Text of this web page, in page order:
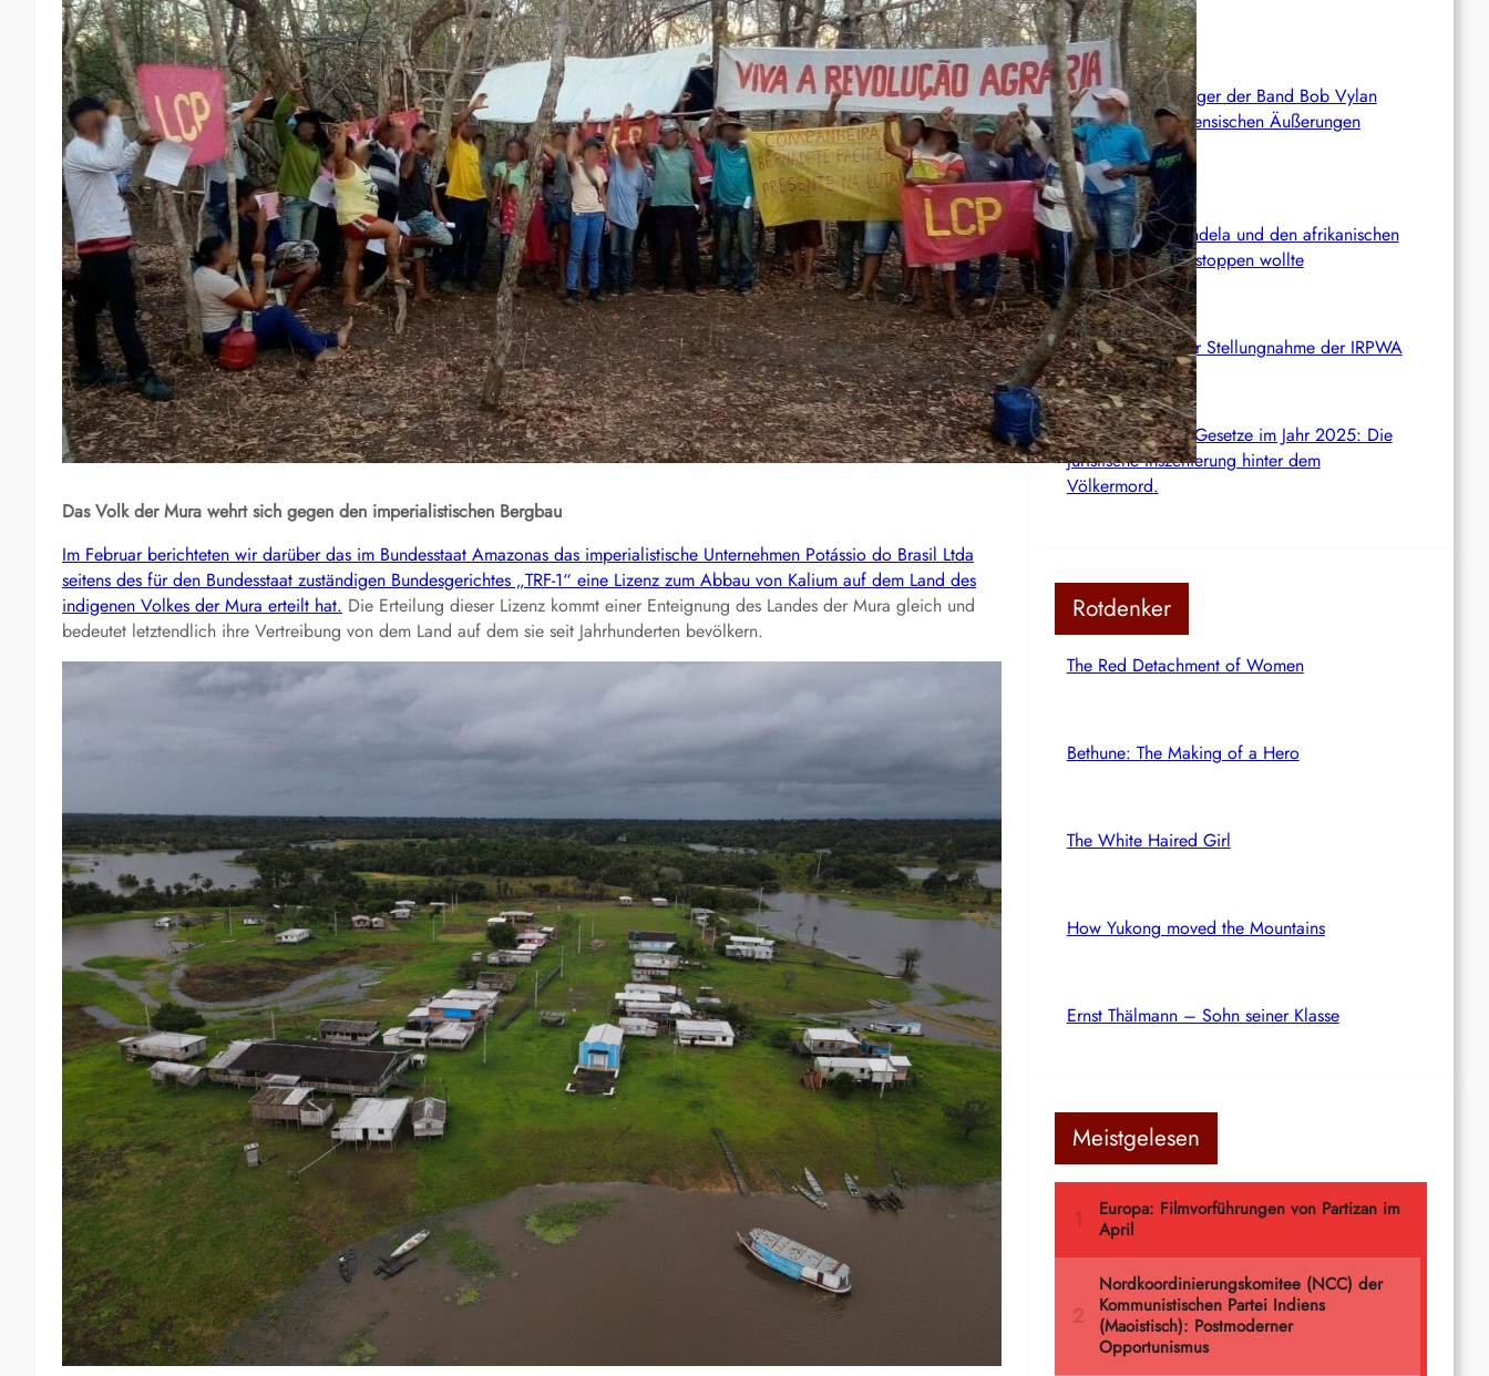
Das Volk der Mura wehrt sich gegen den imperialistischen Bergbau
Im Februar berichteten wir darüber das im Bundesstaat Amazonas das imperialistische Unternehmen Potássio do Brasil Ltda
seitens des für den Bundesstaat zuständigen Bundesgerichtes „TRF-1“ eine Lizenz zum Abbau von Kalium auf dem Land des
indigenen Volkes der Mura erteilt hat. Die Erteilung dieser Lizenz kommt einer Enteignung des Landes der Mura gleich und
bedeutet letztendlich ihre Vertreibung von dem Land auf dem sie seit Jahrhunderten bevölkern.
freigelassen
Deutschland: Sänger der Band Bob Vylan
nach pro-palästinensischen Äußerungen
abgeschoben
Wie die CIA Mandela und den afrikanischen
Befreiungskampf stoppen wollte
Aktualisierung der Stellungnahme der IRPWA
Neue israelische Gesetze im Jahr 2025: Die
juristische Inszenierung hinter dem
Völkermord.
Rotdenker
The Red Detachment of Women
Bethune: The Making of a Hero
The White Haired Girl
How Yukong moved the Mountains
Ernst Thälmann – Sohn seiner Klasse
Meistgelesen